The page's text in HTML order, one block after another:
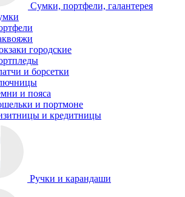
Сумки, портфели, галантерея
городские
и борсетки
и пояса
и портмоне
и кредитницы
Ручки и карандаши